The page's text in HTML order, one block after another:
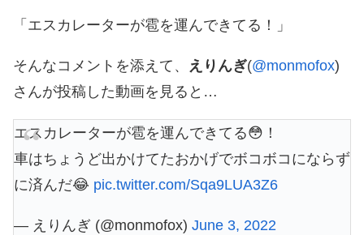
「エスカレーターが雹を運んできてる！」
そんなコメントを添えて、 えりんぎ(@monmofox)
さんが投稿した動画を見ると…
エスカレーターが雹を運んできてる😳！
車はちょうど出かけてたおかげでボコボコにならず
に済んだ😂 pic.twitter.com/Sqa9LUA3Z6
— えりんぎ (@monmofox) June 3, 2022